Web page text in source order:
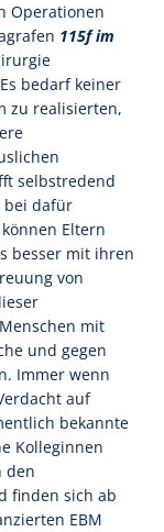
Operationen
115f im
bedarf keiner
zu realisierten,
selbstredend
bei dafür
Eltern
besser mit ihren
von
mit
und gegen
Immer wenn
auf
bekannte
Kolleginnen
den
finden sich ab
EBM